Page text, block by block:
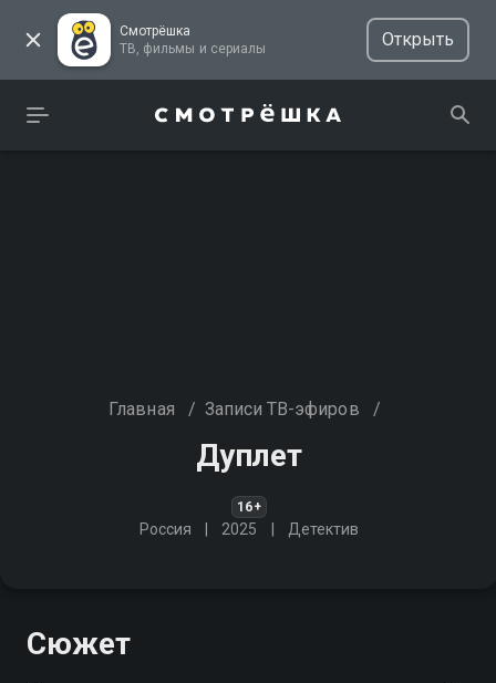
Смотрёшка
ТВ, фильмы и сериалы
Открыть
Главная / Записи ТВ-эфиров /
Дуплет
16+
Россия 2025 Детектив
Сюжет